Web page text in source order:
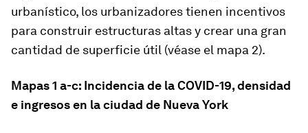
urbanístico, los urbanizadores tienen incentivos
para construir estructuras altas y crear una gran
cantidad de superficie útil (véase el mapa 2).
Mapas 1 a-c: Incidencia de la COVID-19, densidad
e ingresos en la ciudad de Nueva York